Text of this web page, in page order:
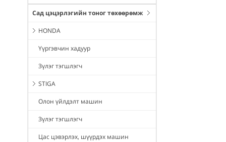
Сад цэцэрлэгийн тоног төхөөрөмж
HONDA
Үүргэвчин хадуур
Зүлэг тэгшлэгч
STIGA
Олон үйлдэлт машин
Зүлэг тэгшлэгч
Цас цэвэрлэх, шүүрдэх машин